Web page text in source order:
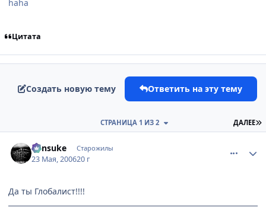
haha
Цитата
Создать новую тему Ответить на эту тему
ДАЛЕЕ
СТРАНИЦА 1 ИЗ 2
Kensuke Старожилы
23 Мая, 200620 г
Да ты Глобалист!!!!